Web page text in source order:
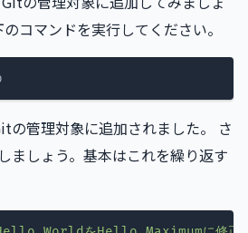
コマンドを実行してください。
の管理対象に追加されました。 さ
ましょう。基本はこれを繰り返す